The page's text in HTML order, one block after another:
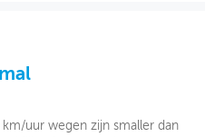
uur wegen zijn smaller dan